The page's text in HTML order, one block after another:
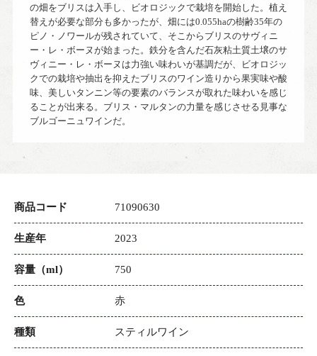
の畑をブリスは入手し、ビオロジックで栽培を開始した。植え
替えが必要な部分も多かったが、畑には0.055haの樹齢35年の
ピノ・ノワールが残されていて、そこからブリスのサヴィニ
ー・レ・ボーヌが始まった。鉄分を含んだ石灰粘土質土壌のサ
ヴィニー・レ・ボーヌは力強い味わいが基調だが、ビオロジッ
クでの栽培や抽出を抑えたブリスのワイン造りから果実味や酸
味、美しいタンニン等の要素のバランスが取れた味わいを感じ
ることが出来る。ブリス・マルタンの力量を感じさせる見事な
ブルゴーニュワインだ。
商品コード 71090630
生産年 2023
容量（ml） 750
色 赤
種類 スティルワイン